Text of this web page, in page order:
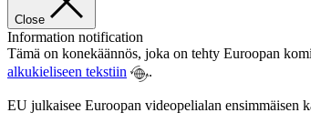
Close
Information notification
Tämä on konekäännös, joka on tehty Euroopan
alkukieliseen tekstiin
.
EU julkaisee Euroopan videopelialan ensimmäisen